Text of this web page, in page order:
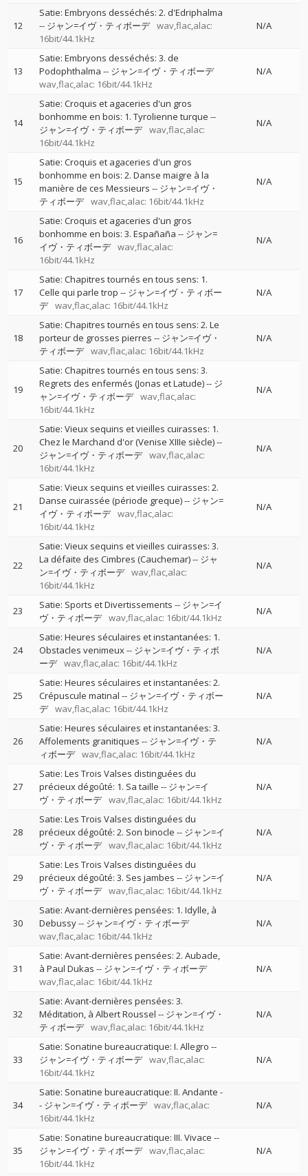
12
Satie: Embryons desséchés: 2. d'Edriphalma
-- ジャン=イヴ・ティボーデ wav,flac,alac:
16bit/44.1kHz
N/A
13
Satie: Embryons desséchés: 3. de
Podophthalma -- ジャン=イヴ・ティボーデ
wav,flac,alac: 16bit/44.1kHz
N/A
14
Satie: Croquis et agaceries d'un gros
bonhomme en bois: 1. Tyrolienne turque --
ジャン=イヴ・ティボーデ wav,flac,alac:
16bit/44.1kHz
N/A
15
Satie: Croquis et agaceries d'un gros
bonhomme en bois: 2. Danse maigre à la
manière de ces Messieurs -- ジャン=イヴ・
ティボーデ wav,flac,alac: 16bit/44.1kHz
N/A
16
Satie: Croquis et agaceries d'un gros
bonhomme en bois: 3. Españaña -- ジャン=
イヴ・ティボーデ wav,flac,alac:
16bit/44.1kHz
N/A
17
Satie: Chapitres tournés en tous sens: 1.
Celle qui parle trop -- ジャン=イヴ・ティボー
デ wav,flac,alac: 16bit/44.1kHz
N/A
18
Satie: Chapitres tournés en tous sens: 2. Le
porteur de grosses pierres -- ジャン=イヴ・
ティボーデ wav,flac,alac: 16bit/44.1kHz
N/A
19
Satie: Chapitres tournés en tous sens: 3.
Regrets des enfermés (Jonas et Latude)-- ジ
ャン=イヴ・ティボーデ wav,flac,alac:
16bit/44.1kHz
N/A
20
Satie: Vieux sequins et vieilles cuirasses: 1.
Chez le Marchand d'or (Venise XIIIe siècle)--
ジャン=イヴ・ティボーデ wav,flac,alac:
16bit/44.1kHz
N/A
21
Satie: Vieux sequins et vieilles cuirasses: 2.
Danse cuirassée (période greque)-- ジャン=
イヴ・ティボーデ wav,flac,alac:
16bit/44.1kHz
N/A
22
Satie: Vieux sequins et vieilles cuirasses: 3.
La défaite des Cimbres (Cauchemar)-- ジャ
ン=イヴ・ティボーデ wav,flac,alac:
16bit/44.1kHz
N/A
23 Satie: Sports et Divertissements -- ジャン=イ
ヴ・ティボーデ wav,flac,alac: 16bit/44.1kHz
N/A
24
Satie: Heures séculaires et instantanées: 1.
Obstacles venimeux-- ジャン=イヴ・ティボ
ーデ wav,flac,alac: 16bit/44.1kHz
N/A
25
Satie: Heures séculaires et instantanées: 2.
Crépuscule matinal -- ジャン=イヴ・ティボー
デ wav,flac,alac: 16bit/44.1kHz
N/A
26
Satie: Heures séculaires et instantanées: 3.
Affolements granitiques -- ジャン=イヴ・テ
ィボーデ wav,flac,alac: 16bit/44.1kHz
N/A
27
Satie: Les Trois Valses distinguées du
précieux dégoûté: 1. Sa taille -- ジャン=イ
ヴ・ティボーデ wav,flac,alac: 16bit/44.1kHz
N/A
28
Satie: Les Trois Valses distinguées du
précieux dégoûté: 2. Son binocle -- ジャン=イ
ヴ・ティボーデ wav,flac,alac: 16bit/44.1kHz
N/A
29
Satie: Les Trois Valses distinguées du
précieux dégoûté: 3. Ses jambes -- ジャン=イ
ヴ・ティボーデ wav,flac,alac: 16bit/44.1kHz
N/A
30
Satie: Avant-dernières pensées: 1. Idylle, à
Debussy-- ジャン=イヴ・ティボーデ
wav,flac,alac: 16bit/44.1kHz
N/A
31
Satie: Avant-dernières pensées: 2. Aubade,
à Paul Dukas -- ジャン=イヴ・ティボーデ
wav,flac,alac: 16bit/44.1kHz
N/A
32
Satie: Avant-dernières pensées: 3.
Méditation, à Albert Roussel -- ジャン=イヴ・
ティボーデ wav,flac,alac: 16bit/44.1kHz
N/A
33
Satie: Sonatine bureaucratique: I. Allegro --
ジャン=イヴ・ティボーデ wav,flac,alac:
16bit/44.1kHz
N/A
34
Satie: Sonatine bureaucratique: II. Andante -
- ジャン=イヴ・ティボーデ wav,flac,alac:
16bit/44.1kHz
N/A
35
Satie: Sonatine bureaucratique: III. Vivace --
ジャン=イヴ・ティボーデ wav,flac,alac:
16bit/44.1kHz
N/A